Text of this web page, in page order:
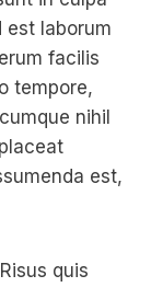
est laborum
facilis
tempore,
nihil
est,
quis